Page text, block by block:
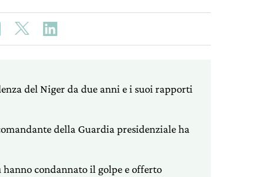
del Niger da due anni e i suoi rapporti
della Guardia presidenziale ha
hanno condannato il golpe e offerto